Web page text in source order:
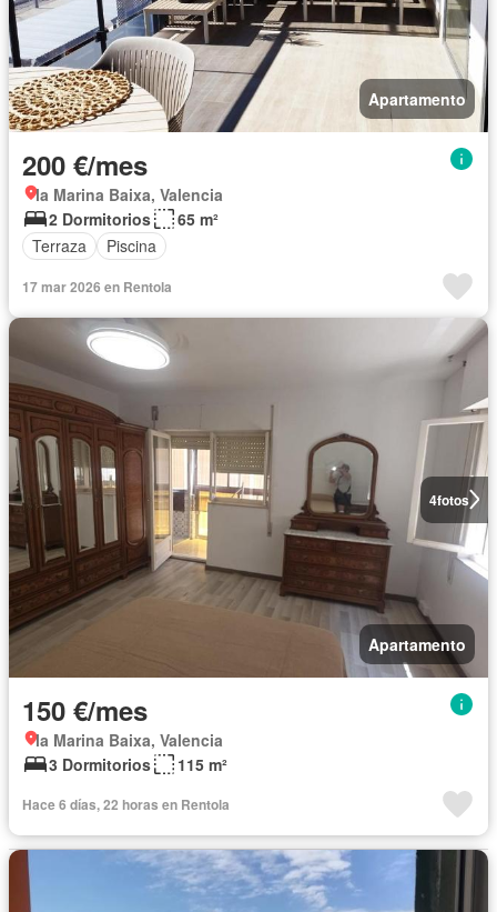
Apartamento
200 €/mes
la Marina Baixa, Valencia
2 Dormitorios
65 m²
Terraza
Piscina
17 mar 2026 en Rentola
4fotos
Apartamento
150 €/mes
la Marina Baixa, Valencia
3 Dormitorios
115 m²
Hace 6 días, 22 horas en Rentola